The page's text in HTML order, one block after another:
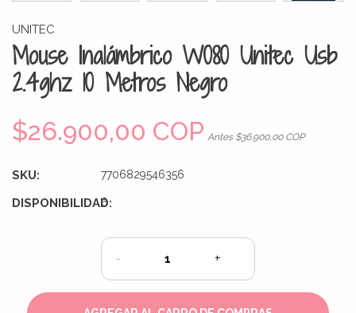
UNITEC
Mouse Inalámbrico W080 Unitec Usb
2.4ghz 10 Metros Negro
$26.900,00 COP Antes $36.900,00 COP
SKU: 7706829546356
DISPONIBILIDAD:
6
- +